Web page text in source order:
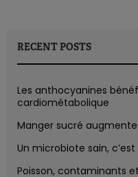
RECENT POSTS
Les anthocyanines
cardiométabolique
Manger sucré
Un microbiote sain,
Poisson, contaminants